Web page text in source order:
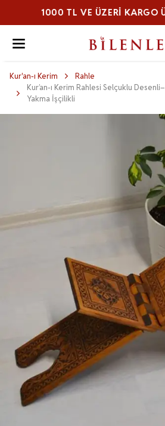
1000 TL VE ÜZERI
Kur'an-ı Kerim
Rahle
Kur’an-ı Kerim Rahlesi Selçuklu
Yakma İşçilikli